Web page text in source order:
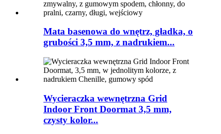
Mata basenowa do wnętrz, gładka, o
grubości 3,5 mm, z nadrukiem...
Wycieraczka wewnętrzna Grid
Indoor Front Doormat 3,5 mm,
czysty kolor...